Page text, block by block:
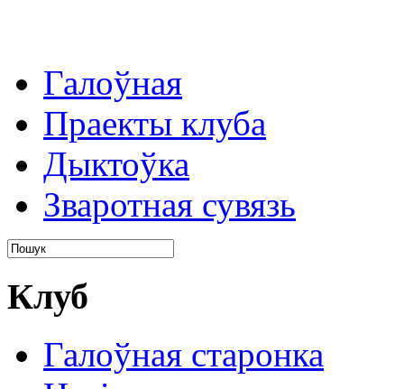
Галоўная
Праекты клуба
Дыктоўка
Зваротная сувязь
Клуб
Галоўная старонка